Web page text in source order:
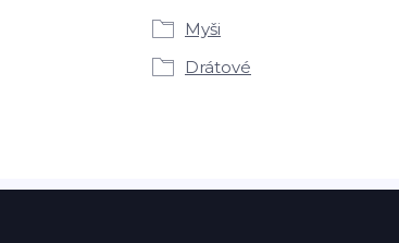
Myši
Drátové